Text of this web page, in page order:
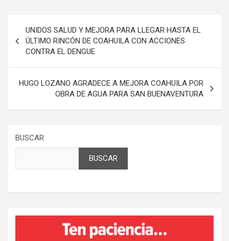
de
entradas
UNIDOS SALUD Y MEJORA PARA LLEGAR HASTA EL
ÚLTIMO RINCÓN DE COAHUILA CON ACCIONES
CONTRA EL DENGUE
HUGO LOZANO AGRADECE A MEJORA COAHUILA POR
OBRA DE AGUA PARA SAN BUENAVENTURA
BUSCAR
BUSCAR